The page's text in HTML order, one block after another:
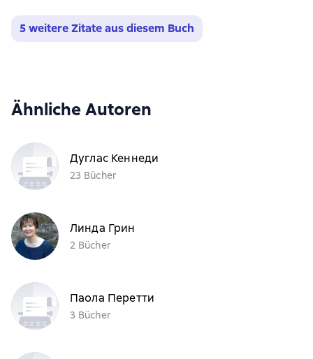
5 weitere Zitate aus diesem Buch
Ähnliche Autoren
Дуглас Кеннеди
23 Bücher
Линда Грин
2 Bücher
Паола Перетти
3 Bücher